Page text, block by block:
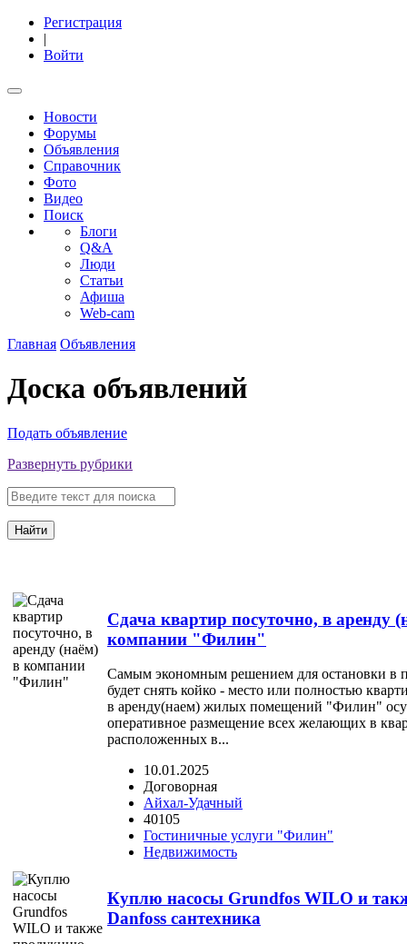
Регистрация
|
Войти
Новости
Форумы
Объявления
Справочник
Фото
Видео
Поиск
Блоги
Q&A
Люди
Статьи
Афиша
Web-cam
Главная Объявления
Доска объявлений
Подать объявление
Развернуть рубрики
Найти
Сдача квартир посуточно, в аренду
компании "Филин"
Самым экономным решением для остановки в
будет снять койко - место или полностью
в аренду(наем) жилых помещений "Филин"
оперативное размещение всех желающих в
расположенных в...
10.01.2025
Договорная
Айхал-Удачный
40105
Гостиничные услуги "Филин"
Недвижимость
Куплю насосы Grundfos WILO и
Danfoss сантехника